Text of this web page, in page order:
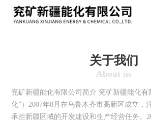
关于我们
About us
兖矿新疆能化有限公司简介 兖矿新疆能化有
化”）2007年8月在乌鲁木齐市高新区成立，
承担新疆区域的开发建设和生产经营任务。